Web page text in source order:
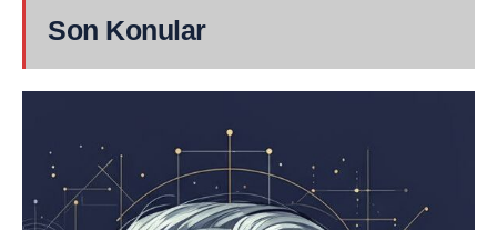
Son Konular